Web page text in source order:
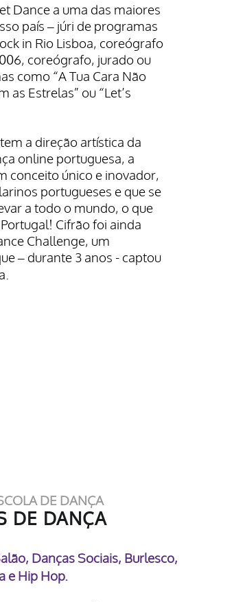
Dance a uma das maiores
país – júri de programas
in Rio Lisboa, coreógrafo
coreógrafo, jurado ou
como “A Tua Cara Não
as Estrelas” ou “Let’s
a direção artística da
online portuguesa, a
conceito único e inovador,
portugueses e que se
a todo o mundo, o que
Cifrão foi ainda
Challenge, um
– durante 3 anos - captou
DE DANÇA
DE DANÇA
Danças Sociais, Burlesco,
e Hip Hop.